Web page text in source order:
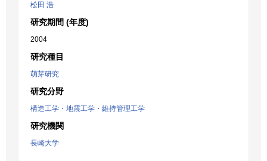
松田 浩
研究期間 (年度)
2004
研究種目
萌芽研究
研究分野
構造工学・地震工学・維持管理工学
研究機関
長崎大学